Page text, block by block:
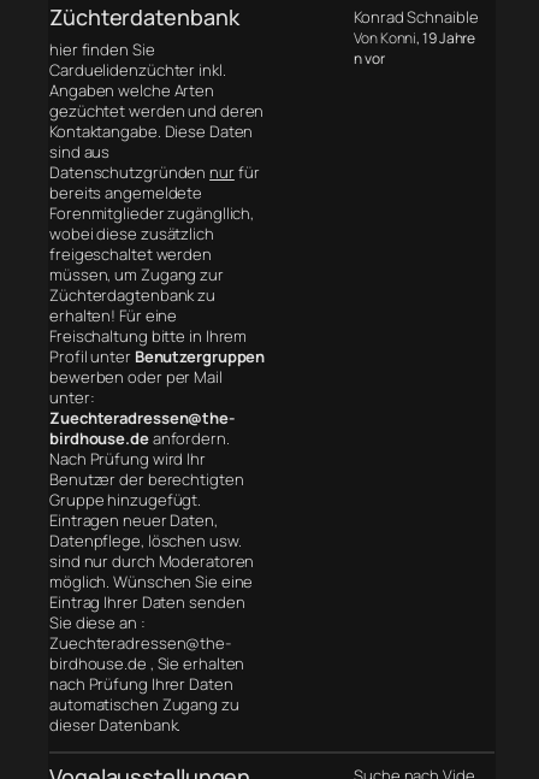
Züchterdatenbank
hier finden Sie
Carduelidenzüchter inkl.
Angaben welche Arten
gezüchtet werden und deren
Kontaktangabe. Diese Daten
sind aus
Datenschutzgründen nurfür
bereits angemeldete
Forenmitglieder zugängllich,
wobei diese zusätzlich
freigeschaltet werden
müssen, um Zugang zur
Züchterdagtenbank zu
erhalten! Für eine
Freischaltung bitte in Ihrem
Profil unter Benutzergruppen
bewerben oder per Mail
unter:
Zuechteradressen@the-
birdhouse.deanfordern.
Nach Prüfung wird Ihr
Benutzer der berechtigten
Gruppe hinzugefügt.
Eintragen neuer Daten,
Datenpflege, löschen usw.
sind nur durch Moderatoren
möglich. Wünschen Sie eine
Eintrag Ihrer Daten senden
Sie diese an :
Zuechteradressen@the-
birdhouse.de , Sie erhalten
nach Prüfung Ihrer Daten
automatischen Zugang zu
dieser Datenbank.
Konrad Schnaible
Von Konni, 19 Jahre
n vor